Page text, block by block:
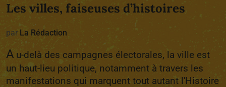
Les villes, faiseuses d’histoires
par La Rédaction
A u-delà des campagnes électorales, la ville est
un haut-lieu politique, notamment à travers les
manifestations qui marquent tout autant l'Histoire